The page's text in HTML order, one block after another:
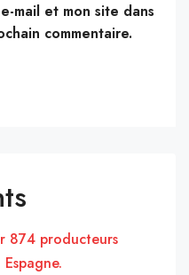
mail et mon site dans
commentaire.
874 producteurs